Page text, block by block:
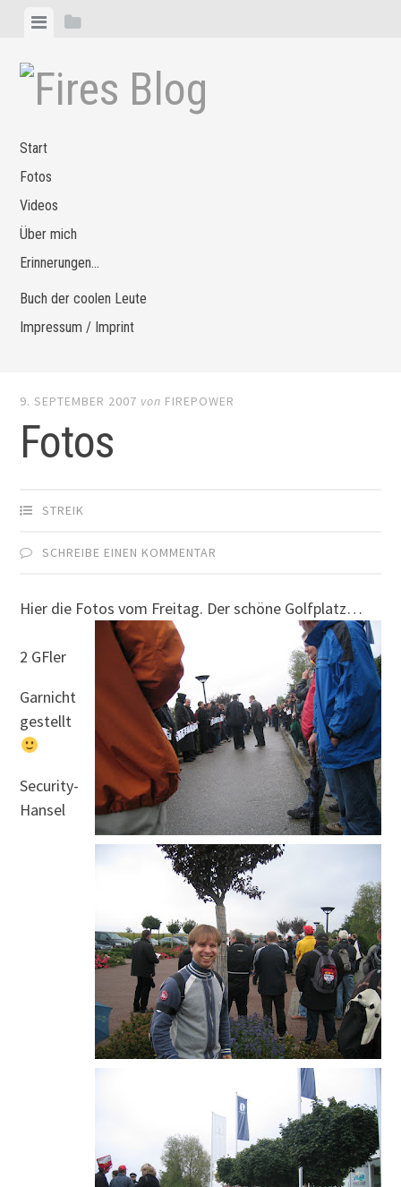
Zum
springen
MenüSeitenleiste
Start
Fotos
Videos
Über mich
Erinnerungen…
Buch der coolen Leute
Impressum / Imprint
9. SEPTEMBER 2007 von FIREPOWER
Fotos
STREIK
SCHREIBE EINEN KOMMENTAR
Hier die Fotos vom Freitag. Der schöne Golfplatz…
2 GFler
Garnicht
gestellt
Security-
Hansel